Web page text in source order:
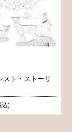
スト・ストーリ
込)